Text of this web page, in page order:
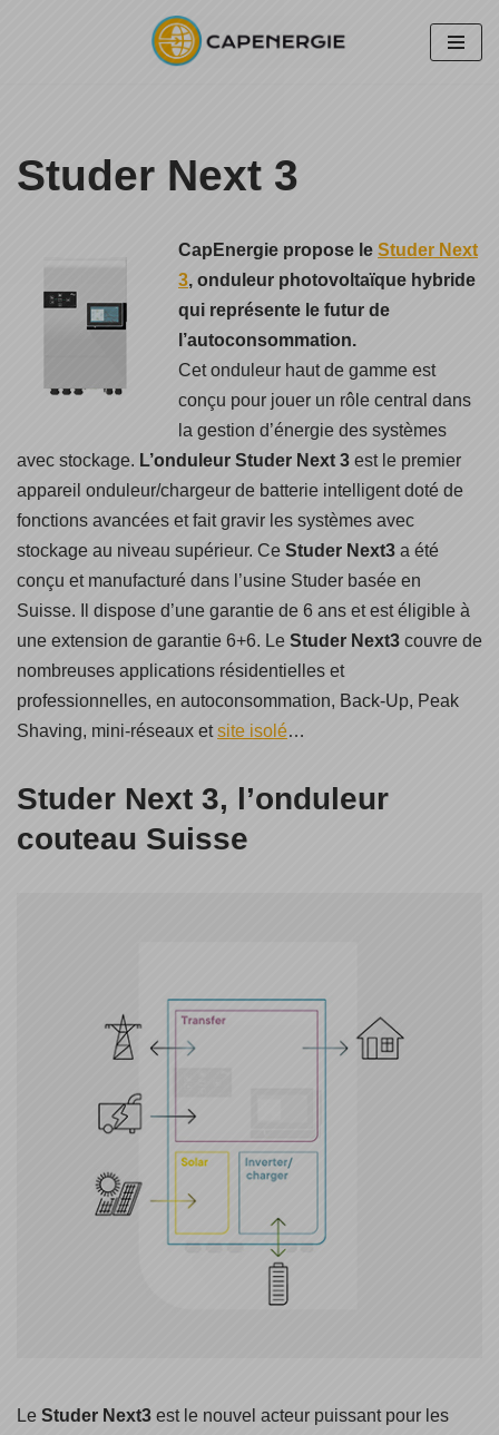
Studer Next 3
CapEnergie propose le Studer Next
3, onduleur photovoltaïque hybride
qui représente le futur de
l’autoconsommation.
Cet onduleur haut de gamme est
conçu pour jouer un rôle central dans
la gestion d’énergie des systèmes
avec stockage. L’onduleur Studer Next 3 est le premier
appareil onduleur/chargeur de batterie intelligent doté de
fonctions avancées et fait gravir les systèmes avec
stockage au niveau supérieur. Ce Studer Next3 a été
conçu et manufacturé dans l’usine Studer basée en
Suisse. Il dispose d’une garantie de 6 ans et est éligible à
une extension de garantie 6+6. Le Studer Next3 couvre de
nombreuses applications résidentielles et
professionnelles, en autoconsommation, Back-Up, Peak
Shaving, mini-réseaux etsite isolé…
Studer Next 3, l’onduleur
couteau Suisse
Le Studer Next3 est le nouvel acteur puissant pour les